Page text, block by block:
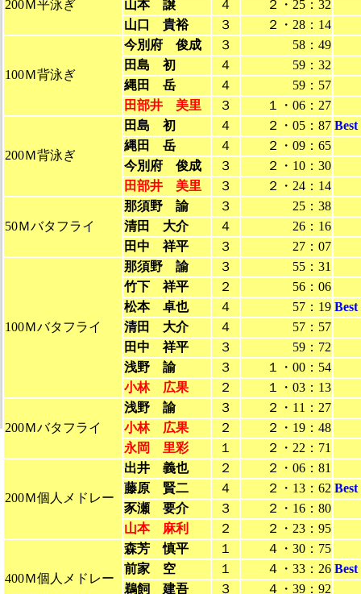
200Ｍ平泳ぎ
山本 譲
４
２・25：32
山口 貴裕
３ ２・28：14
100Ｍ背泳ぎ
今別府 俊成 ３
58：49
田島 初
４
59：32
縄田 岳
４
59：57
田部井 美里
３ １・06：27
200Ｍ背泳ぎ
田島 初 ４ ２・05：87 Best
縄田 岳
４
２・09：65
今別府 俊成
３
２・10：30
田部井 美里
３ ２・24：14
50Ｍバタフライ
那須野 諭 ３
25：38
清田 大介
４
26：16
田中 祥平
３ 27：07
100Ｍバタフライ
那須野 諭 ３
55：31
竹下 祥平
２
56：06
松本 卓也
４ 57：19 Best
清田 大介
４
57：57
田中 祥平
３
59：72
浅野 諭
３
１・00：54
小林 広果
２ １・03：13
200Ｍバタフライ
浅野 諭 ３
２・11：27
小林 広果
２
２・19：48
永岡 里彩
１ ２・22：71
200Ｍ個人メドレー
出井 義也 ２
２・06：81
藤原 賢二
４ ２・13：62 Best
豕瀬 要介
３
２・16：80
山本 麻利
２ ２・23：95
400Ｍ個人メドレー
森芳 慎平 １
４・30：75
前家 空
１ ４・33：26 Best
鵜飼 建吾
３ ４・39：92